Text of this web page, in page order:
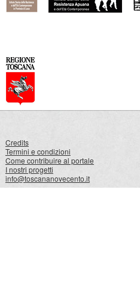
Credits
Termini e condizioni
Come contribuire al portale
I nostri progetti
info@toscananovecento.it